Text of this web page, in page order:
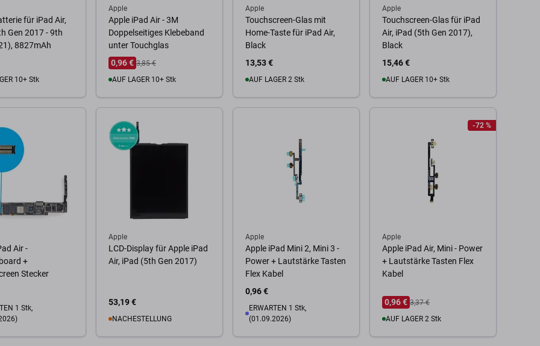
für iPad Air,
Gen 2017 - 9th
8827mAh
10+ Stk
Apple
Apple iPad Air - 3M
Doppelseitiges Klebeband
unter Touchglas
0,96 € 3,85 €
AUF LAGER 10+ Stk
Apple
Touchscreen-Glas mit
Home-Taste für iPad Air,
Black
13,53 €
AUF LAGER 2 Stk
Apple
Touchscreen-Glas für iPad
Air, iPad (5th Gen 2017),
Black
15,46 €
AUF LAGER 10+ Stk
Air -
+
Stecker
1 Stk,
Apple
LCD-Display für Apple iPad
Air, iPad (5th Gen 2017)
53,19 €
NACHESTELLUNG
Apple
Apple iPad Mini 2, Mini 3 -
Power + Lautstärke Tasten
Flex Kabel
0,96 €
ERWARTEN 1 Stk,
(01.09.2026)
-72 %
Apple
Apple iPad Air, Mini - Power
+ Lautstärke Tasten Flex
Kabel
0,96 € 3,37 €
AUF LAGER 2 Stk